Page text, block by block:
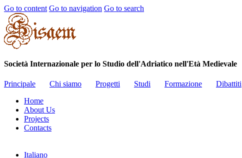
Go to content Go to navigation Go to search
Società Internazionale per lo Studio dell'Adriatico nell'Età Medievale
Principale Chi siamo Progetti Studi Formazione Dibattiti
Home
About Us
Projects
Contacts
Italiano